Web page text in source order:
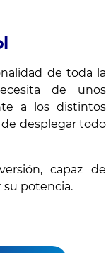
de toda la
de unos
a los distintos
desplegar todo
capaz de
potencia.